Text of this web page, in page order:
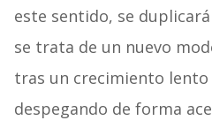
este sentido, se
se trata de un nuevo
tras un crecimiento lento
despegando de forma